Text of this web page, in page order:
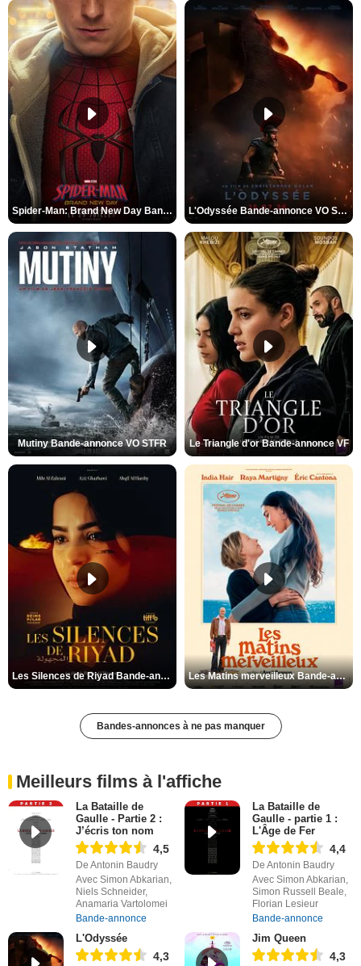
Spider-Man: Brand New Day Bande-annonce VO STFR L'Odyssée Bande-annonce VO STFR
Mutiny Bande-annonce VO STFR Le Triangle d'or Bande-annonce VF
Les Silences de Riyad Bande-annonce VO STFR Les Matins merveilleux Bande-annonce VF
Bandes-annonces à ne pas manquer
Meilleurs films à l'affiche
La Bataille de
Gaulle - Partie 2 :
J’écris ton nom
4,5
De Antonin Baudry
Avec Simon Abkarian,
Niels Schneider,
Anamaria Vartolomei
Bande-annonce
La Bataille de
Gaulle - partie 1 :
L'Âge de Fer
4,4
De Antonin Baudry
Avec Simon Abkarian,
Simon Russell Beale,
Florian Lesieur
Bande-annonce
L'Odyssée
4,3
Jim Queen
4,3